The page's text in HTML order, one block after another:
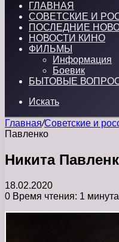
ГЛАВНАЯ
СОВЕТСКИЕ И
ПОСЛЕДНИЕ
НОВОСТИ КИНО
ФИЛЬМЫ
Информация
Боевик
БЫТОВЫЕ
Искать
Главная/Советские и
Павленко
Никита
18.02.2020
0 Время чтения: 1 минута